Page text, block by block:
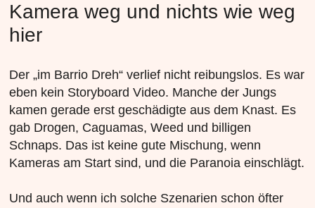
Kamera weg und nichts wie weg
hier
Der „im Barrio Dreh“ verlief nicht reibungslos. Es war
eben kein Storyboard Video. Manche der Jungs
kamen gerade erst geschädigte aus dem Knast. Es
gab Drogen, Caguamas, Weed und billigen
Schnaps. Das ist keine gute Mischung, wenn
Kameras am Start sind, und die Paranoia einschlägt.
Und auch wenn ich solche Szenarien schon öfter